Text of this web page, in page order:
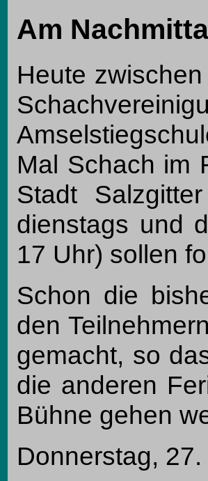
Am
Heute
Mal Schach im
Stadt
dienstags und
17 Uhr) sollen
Schon die
den
gemacht, so
die anderen
Bühne gehen
Donnerstag,